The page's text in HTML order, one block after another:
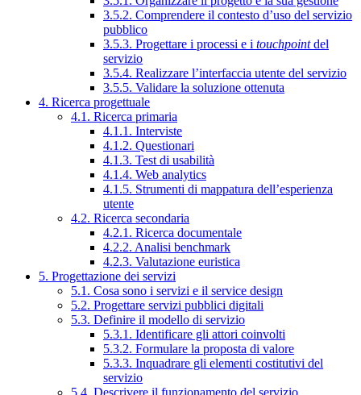
3.5.2. Comprendere il contesto d’uso del servizio
pubblico
3.5.3. Progettare i processi e i touchpointdel
servizio
3.5.4. Realizzare l’interfaccia utente del servizio
3.5.5. Validare la soluzione ottenuta
4. Ricerca progettuale
4.1. Ricerca primaria
4.1.1. Interviste
4.1.2. Questionari
4.1.3. Test di usabilità
4.1.4. Web analytics
4.1.5. Strumenti di mappatura dell’esperienza
utente
4.2. Ricerca secondaria
4.2.1. Ricerca documentale
4.2.2. Analisi benchmark
4.2.3. Valutazione euristica
5. Progettazione dei servizi
5.1. Cosa sono i servizi e il service design
5.2. Progettare servizi pubblici digitali
5.3. Definire il modello di servizio
5.3.1. Identificare gli attori coinvolti
5.3.2. Formulare la proposta di valore
5.3.3. Inquadrare gli elementi costitutivi del
servizio
5.4. Descrivere il funzionamento del servizio